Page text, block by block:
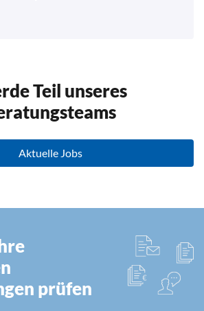
Teil unseres
Aktuelle Jobs
prüfen